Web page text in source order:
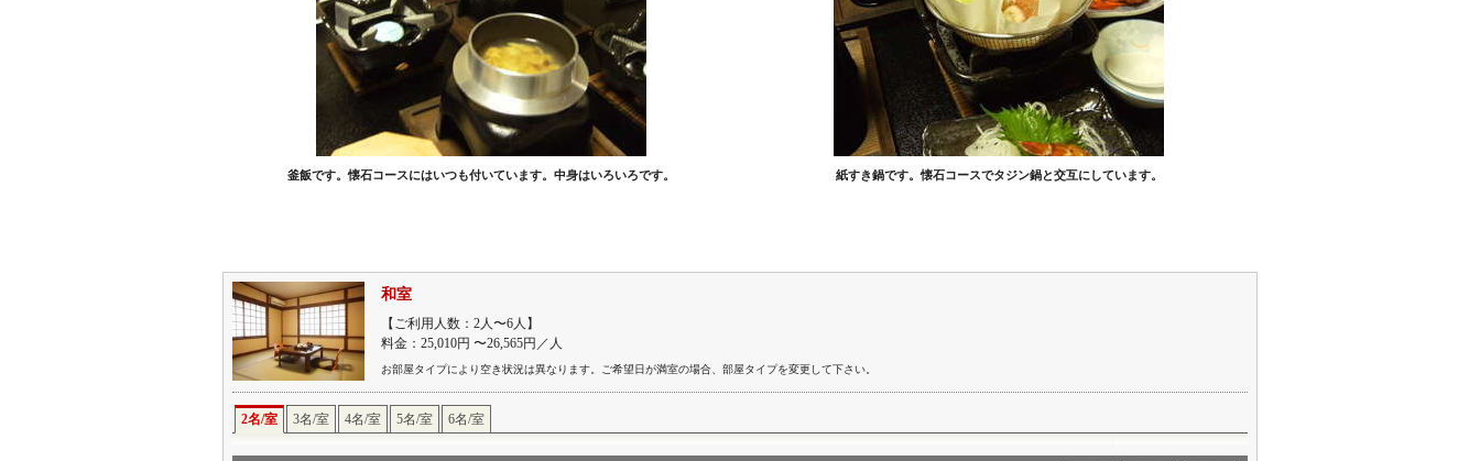
釜飯です。懐石コースにはいつも付いています。中身はいろいろです。 紙すき鍋です。懐石コースでタジン鍋と交互にしています。
和室
【ご利用人数：2人〜6人】
料金：25,010円 〜26,565円／人
お部屋タイプにより空き状況は異なります。ご希望日が満室の場合、部屋タイプを変更して下さい。
2名/室 3名/室 4名/室 5名/室 6名/室